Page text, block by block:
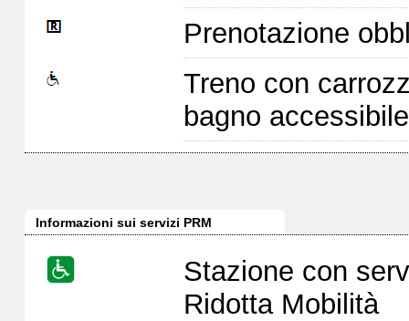
Prenotazione
Treno con
bagno
Informazioni sui servizi PRM
Stazione con
Ridotta Mobilità